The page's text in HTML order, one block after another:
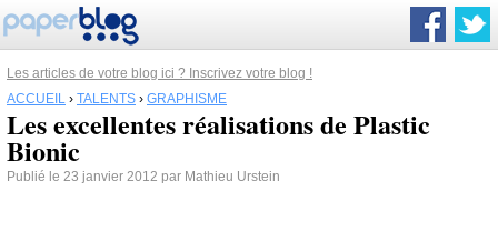
Les articles de votre blog ici ? Inscrivez votre blog !
ACCUEIL › TALENTS › GRAPHISME
Les excellentes réalisations de Plastic
Bionic
Publié le 23 janvier 2012 par Mathieu Urstein